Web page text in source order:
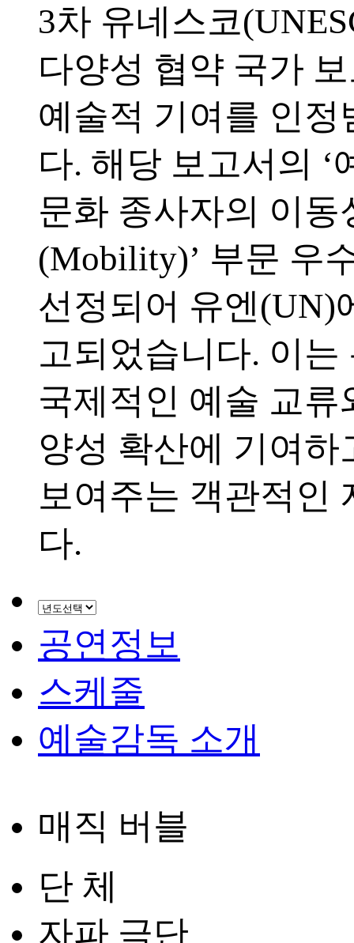
3차 유네스코
다양성 협약 국가
예술적 기여를 인정
다. 해당 보고서의 ‘
문화 종사자의 이동
(Mobility)’ 부문 우
선정되어 유엔(UN)
고되었습니다. 이는
국제적인 예술 교류
양성 확산에 기여하
보여주는 객관적인
다.
공연정보
스케줄
예술감독 소개
매직 버블
단 체
자파 극단